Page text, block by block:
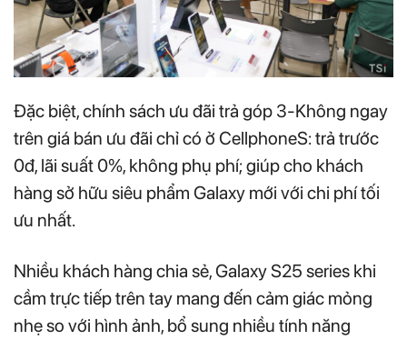
Đặc biệt, chính sách ưu đãi trả góp 3-Không ngay
trên giá bán ưu đãi chỉ có ở CellphoneS: trả trước
0đ, lãi suất 0%, không phụ phí; giúp cho khách
hàng sở hữu siêu phẩm Galaxy mới với chi phí tối
ưu nhất.
Nhiều khách hàng chia sẻ, Galaxy S25 series khi
cầm trực tiếp trên tay mang đến cảm giác mỏng
nhẹ so với hình ảnh, bổ sung nhiều tính năng